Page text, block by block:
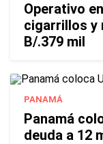
Operativo
cigarrillos y
B/.379 mil
PANAMÁ
Panamá
deuda a 12